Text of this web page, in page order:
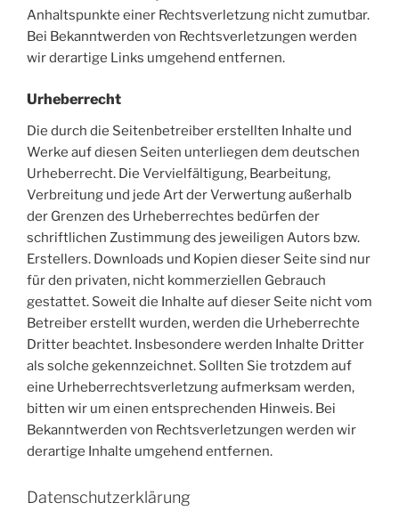
Anhaltspunkte einer Rechtsverletzung nicht zumutbar.
Bei Bekanntwerden von Rechtsverletzungen werden
wir derartige Links umgehend entfernen.
Urheberrecht
Die durch die Seitenbetreiber erstellten Inhalte und
Werke auf diesen Seiten unterliegen dem deutschen
Urheberrecht. Die Vervielfältigung, Bearbeitung,
Verbreitung und jede Art der Verwertung außerhalb
der Grenzen des Urheberrechtes bedürfen der
schriftlichen Zustimmung des jeweiligen Autors bzw.
Erstellers. Downloads und Kopien dieser Seite sind nur
für den privaten, nicht kommerziellen Gebrauch
gestattet. Soweit die Inhalte auf dieser Seite nicht vom
Betreiber erstellt wurden, werden die Urheberrechte
Dritter beachtet. Insbesondere werden Inhalte Dritter
als solche gekennzeichnet. Sollten Sie trotzdem auf
eine Urheberrechtsverletzung aufmerksam werden,
bitten wir um einen entsprechenden Hinweis. Bei
Bekanntwerden von Rechtsverletzungen werden wir
derartige Inhalte umgehend entfernen.
Datenschutzerklärung